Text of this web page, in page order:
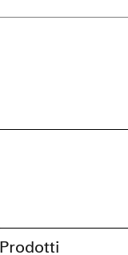
Prodotti